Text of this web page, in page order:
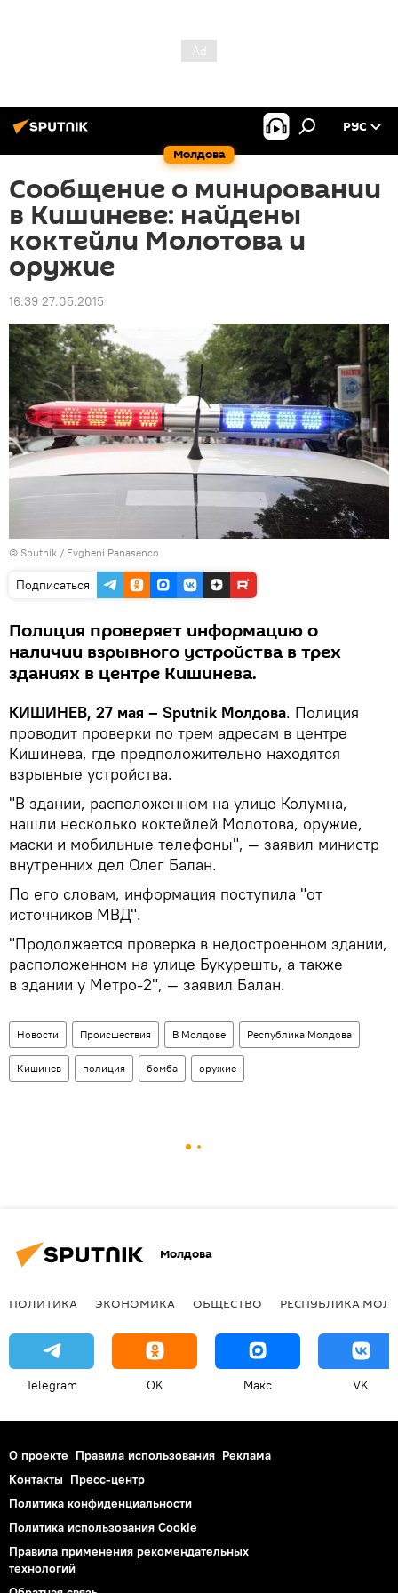
Молдова
РУС
Сообщение о минировании
в Кишиневе: найдены
коктейли Молотова и
оружие
16:39 27.05.2015
© Sputnik / Evgheni Panasenco
Подписаться
Полиция проверяет информацию о
наличии взрывного устройства в трех
зданиях в центре Кишинева.
КИШИНЕВ, 27 мая – Sputnik Молдова. Полиция
проводит проверки по трем адресам в центре
Кишинева, где предположительно находятся
взрывные устройства.
"В здании, расположенном на улице Колумна,
нашли несколько коктейлей Молотова, оружие,
маски и мобильные телефоны", — заявил министр
внутренних дел Олег Балан.
По его словам, информация поступила "от
источников МВД".
"Продолжается проверка в недостроенном здании,
расположенном на улице Букурешть, а также
в здании у Метро-2", — заявил Балан.
Новости Происшествия В Молдове Республика Молдова
Кишинев полиция бомба оружие
Молдова
ПОЛИТИКА ЭКОНОМИКА ОБЩЕСТВО РЕСПУБЛИКА
Telegram OK Макс VK
О проекте Правила использования Реклама
Контакты Пресс-центр
Политика конфиденциальности
Политика использования Cookie
Правила применения рекомендательных
технологий